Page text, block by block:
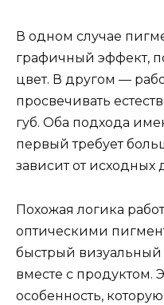
В одном случае
графичный эффект,
цвет. В другом —
просвечивать
губ. Оба подхода
первый требует
зависит от исходных
Похожая логика
оптическими
быстрый визуальный
вместе с продуктом.
особенность,